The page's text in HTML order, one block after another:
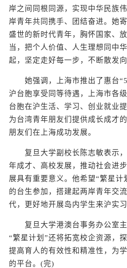
岸之间同根同源，实现中华民族
岸青年共同携手、团结奋进。她
盛世的新时代青年，胸怀国家、
当，把个人价值、人生理想同中
起，坚定走好每一步，不断散发
她强调，上海市推出了惠台
沪台胞享受同等待遇，上海市各
台胞在沪生活、学习、创业就业
为台湾青年朋友们提供成长成才
朋友们在上海成功发展。
复旦大学副校长陈志敏表示，
年成才、高校发展，推动社会进
展具有重要意义。他希望“繁星计
的台生参加，搭建起两岸青年交
代，更好地开展岛内学生来沪实
复旦大学港澳台事务办公室主
“繁星计划”还将拓宽校企资源，
提高育人的有效性和精准性，为
的平台。(完)